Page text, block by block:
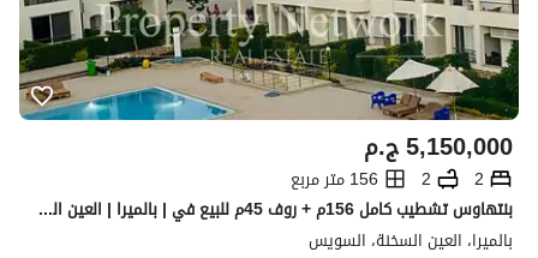
ج.م5,150,000
2
2
156 متر مربع
بنتهاوس تشطيب كامل 156م + روف 45م للبيع في | بالميرا | العين السخنة فيو على حمام السباحة جاهز للاستلام الفوري
بالميرا، العين السخنة، السويس